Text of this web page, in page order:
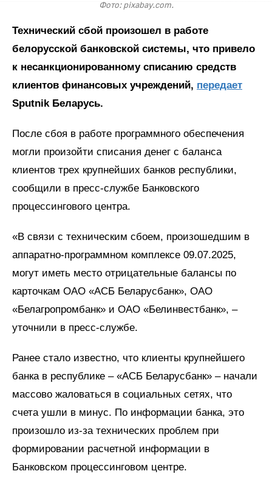
Фото: pixabay.com.
Технический сбой произошел в работе
белорусской банковской системы, что привело
к несанкционированному списанию средств
клиентов финансовых учреждений, передает
Sputnik Беларусь.
После сбоя в работе программного обеспечения
могли произойти списания денег с баланса
клиентов трех крупнейших банков республики,
сообщили в пресс-службе Банковского
процессингового центра.
«В связи с техническим сбоем, произошедшим в
аппаратно-программном комплексе 09.07.2025,
могут иметь место отрицательные балансы по
карточкам ОАО «АСБ Беларусбанк», ОАО
«Белагропромбанк» и ОАО «Белинвестбанк», –
уточнили в пресс-службе.
Ранее стало известно, что клиенты крупнейшего
банка в республике – «АСБ Беларусбанк» – начали
массово жаловаться в социальных сетях, что
счета ушли в минус. По информации банка, это
произошло из-за технических проблем при
формировании расчетной информации в
Банковском процессинговом центре.